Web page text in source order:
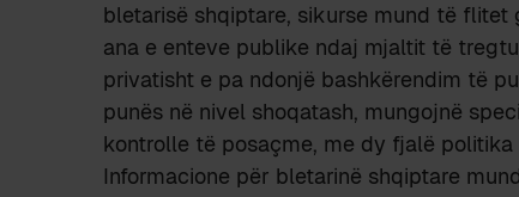
bletarisë shqiptare, sikurse mund të
ana e enteve publike ndaj mjaltit të
privatisht e pa ndonjë bashkërendim të
punës në nivel shoqatash, mungojnë
kontrolle të posaçme, me dy fjalë politika
Informacione për bletarinë shqiptare